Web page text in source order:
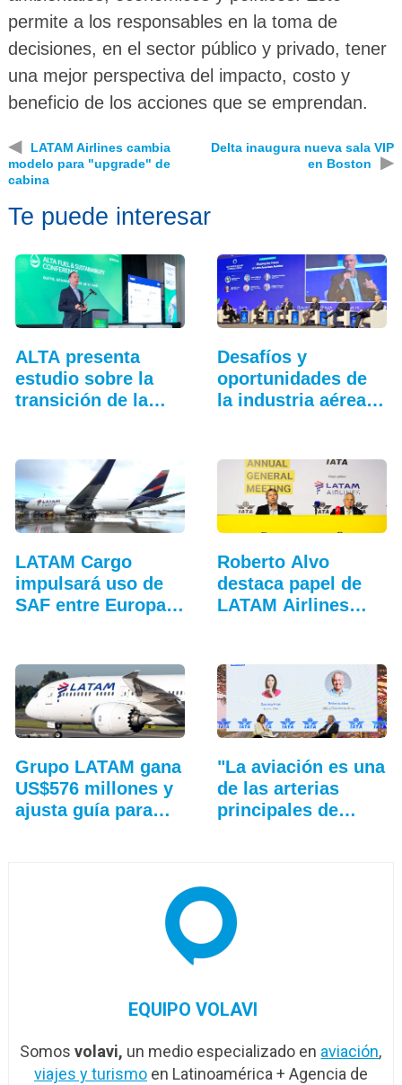
permite a los responsables en la toma de
decisiones, en el sector público y privado, tener
una mejor perspectiva del impacto, costo y
beneficio de los acciones que se emprendan.
◀
LATAM Airlines cambia
modelo para "upgrade" de
cabina
Delta inaugura nueva sala VIP
en Boston
▶
Te puede interesar
ALTA presenta
estudio sobre la
transición de la…
Desafíos y
oportunidades de
la industria aérea
LATAM Cargo
impulsará uso de
SAF entre Europa y
Roberto Alvo
destaca papel de
LATAM Airlines
Grupo LATAM gana
US$576 millones y
ajusta guía para
"La aviación es una
de las arterias
principales de…
EQUIPO VOLAVI
Somosvolavi, un medio especializado en aviación,
viajes y turismoen Latinoamérica + Agencia de